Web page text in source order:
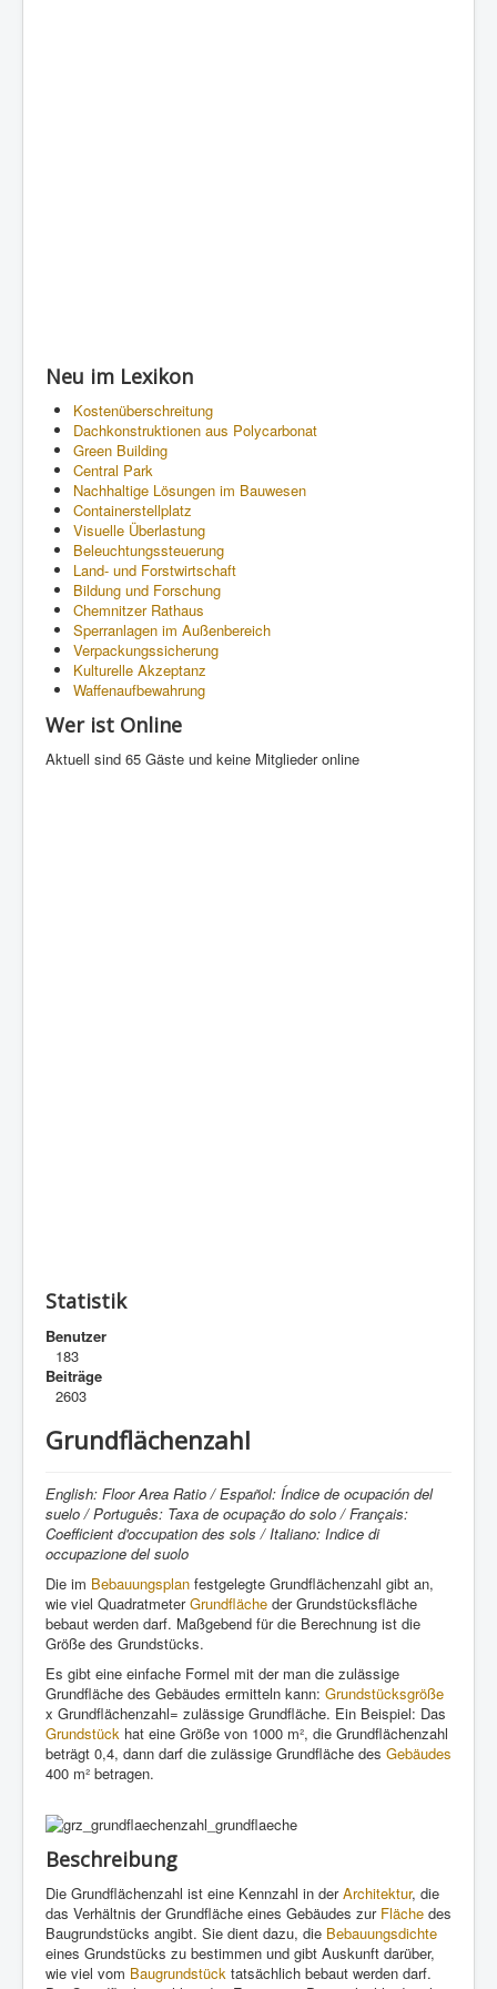
Neu im Lexikon
Kostenüberschreitung
Dachkonstruktionen aus Polycarbonat
Green Building
Central Park
Nachhaltige Lösungen im Bauwesen
Containerstellplatz
Visuelle Überlastung
Beleuchtungssteuerung
Land- und Forstwirtschaft
Bildung und Forschung
Chemnitzer Rathaus
Sperranlagen im Außenbereich
Verpackungssicherung
Kulturelle Akzeptanz
Waffenaufbewahrung
Wer ist Online
Aktuell sind 65 Gäste und keine Mitglieder online
Statistik
Benutzer
183
Beiträge
2603
Grundflächenzahl
English: Floor Area Ratio / Español: Índice de ocupación del
suelo / Português: Taxa de ocupação do solo / Français:
Coefficient d'occupation des sols / Italiano: Indice di
occupazione del suolo
Die im Bebauungsplan festgelegte Grundflächenzahl gibt an,
wie viel QuadratmeterGrundfläche der Grundstücksfläche
bebaut werden darf. Maßgebend für die Berechnung ist die
Größe des Grundstücks.
Es gibt eine einfache Formel mit der man die zulässige
Grundfläche des Gebäudes ermitteln kann: Grundstücksgröße
x Grundflächenzahl= zulässige Grundfläche. Ein Beispiel: Das
Grundstück hat eine Größe von 1000 m², die Grundflächenzahl
beträgt 0,4, dann darf die zulässige Grundfläche des Gebäudes
400 m² betragen.
Beschreibung
Die Grundflächenzahl ist eine Kennzahl in derArchitektur, die
das Verhältnis der Grundfläche eines Gebäudes zur Fläche des
Baugrundstücks angibt. Sie dient dazu, die Bebauungsdichte
eines Grundstücks zu bestimmen und gibt Auskunft darüber,
wie viel vom Baugrundstück tatsächlich bebaut werden darf.